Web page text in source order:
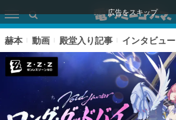
広告をスキップ
赫本 動画 殿堂入り記事 インタビュー